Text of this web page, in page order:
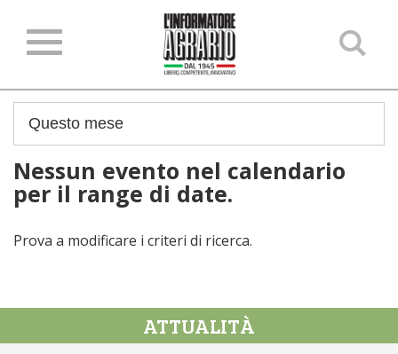
Nessun evento nel calendario
per il range di date.
Prova a modificare i criteri di ricerca.
ATTUALITÀ